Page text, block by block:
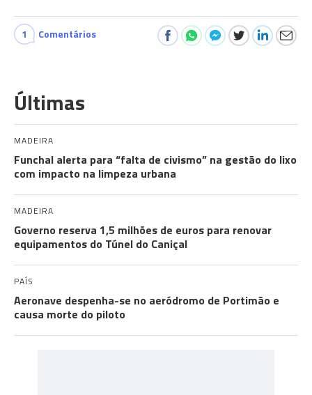
1 Comentários
Últimas
MADEIRA
Funchal alerta para “falta de civismo” na gestão do lixo
com impacto na limpeza urbana
MADEIRA
Governo reserva 1,5 milhões de euros para renovar
equipamentos do Túnel do Caniçal
PAÍS
Aeronave despenha-se no aeródromo de Portimão e
causa morte do piloto